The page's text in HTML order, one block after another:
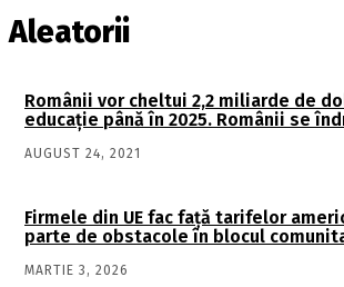
Aleatorii
Românii vor cheltui 2,2 miliarde de
educaţie până în 2025. Românii se
AUGUST 24, 2021
Firmele din UE fac față tarifelor
parte de obstacole în blocul
MARTIE 3, 2026